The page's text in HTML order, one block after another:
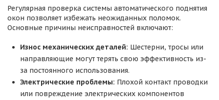
Регулярная проверка системы автоматического поднятия
окон позволяет избежать неожиданных поломок.
Основные причины неисправностей включают:
Износ механических деталей: Шестерни, тросы или
направляющие могут терять свою эффективность из-
за постоянного использования.
Электрические проблемы: Плохой контакт проводки
или повреждение электрических компонентов